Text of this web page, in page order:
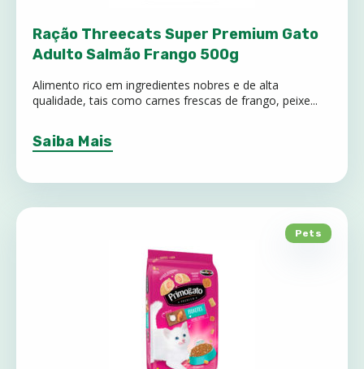
Ração Threecats Super Premium Gato
Adulto Salmão Frango 500g
Alimento rico em ingredientes nobres e de alta
qualidade, tais como carnes frescas de frango, peixe...
Saiba Mais
Pets